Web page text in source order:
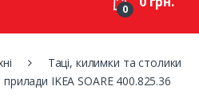
0
Таці, килимки та столики
IKEA SOARE 400.825.36